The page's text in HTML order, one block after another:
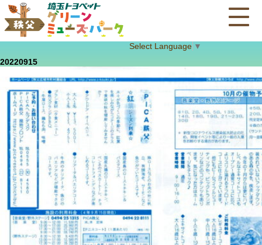
Select Language ▼
20220915